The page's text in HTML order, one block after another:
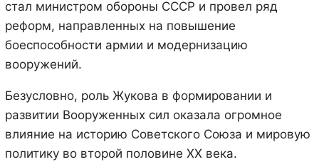
стал министром обороны СССР и провел ряд
реформ, направленных на повышение
боеспособности армии и модернизацию
вооружений.
Безусловно, роль Жукова в формировании и
развитии Вооруженных сил оказала огромное
влияние на историю Советского Союза и мировую
политику во второй половине XX века.